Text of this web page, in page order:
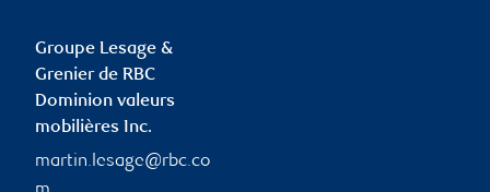
Groupe Lesage &
Grenier de RBC
Dominion valeurs
mobilières Inc.
martin.lesage@rbc.co